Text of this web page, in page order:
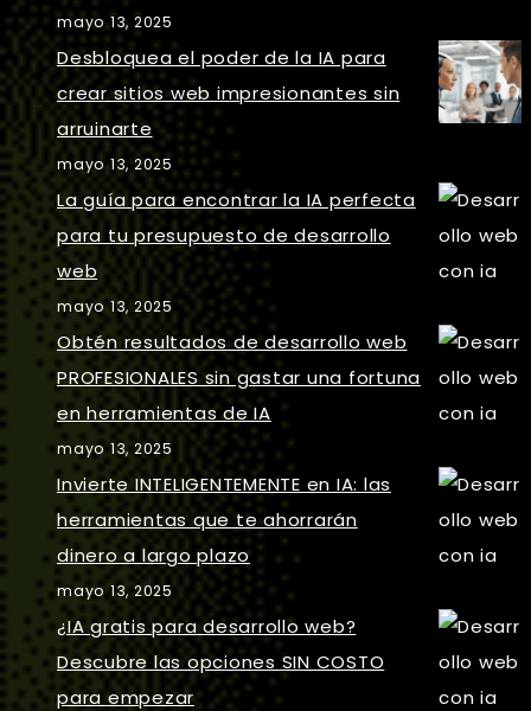
mayo 13, 2025
Desbloquea el poder de la IA para
crear sitios web impresionantes sin
arruinarte
mayo 13, 2025
La guía para encontrar la IA perfecta
para tu presupuesto de desarrollo
web
mayo 13, 2025
Obtén resultados de desarrollo web
PROFESIONALES sin gastar una fortuna
en herramientas de IA
mayo 13, 2025
Invierte INTELIGENTEMENTE en IA: las
herramientas que te ahorrarán
dinero a largo plazo
mayo 13, 2025
¿IA gratis para desarrollo web?
Descubre las opciones SIN COSTO
para empezar